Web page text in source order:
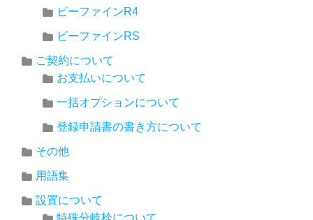
ビーファインR4
ビーファインRS
ご契約について
お支払いについて
一括オプションについて
登録申請書の書き方について
その他
用語集
設置について
特殊分岐栓について